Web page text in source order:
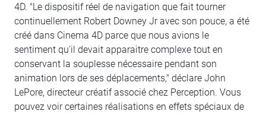
4D. "Le dispositif réel de navigation que fait tourner
continuellement Robert Downey Jr avec son pouce, a été
créé dans Cinema 4D parce que nous avions le
sentiment qu'il devait apparaitre complexe tout en
conservant la souplesse nécessaire pendant son
animation lors de ses déplacements," déclare John
LePore, directeur créatif associé chez Perception. Vous
pouvez voir certaines réalisations en effets spéciaux de